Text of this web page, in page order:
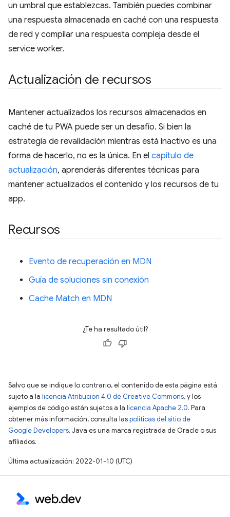
un umbral que establezcas. También puedes combinar
una respuesta almacenada en caché con una respuesta
de red y compilar una respuesta compleja desde el
service worker.
Actualización de recursos
Mantener actualizados los recursos almacenados en
caché de tu PWA puede ser un desafío. Si bien la
estrategia de revalidación mientras está inactivo es una
forma de hacerlo, no es la única. En el capítulo de
actualización, aprenderás diferentes técnicas para
mantener actualizados el contenido y los recursos de tu
app.
Recursos
Evento de recuperación en MDN
Guía de soluciones sin conexión
Cache Match en MDN
¿Te ha resultado útil?
Salvo que se indique lo contrario, el contenido de esta página está
sujeto a la licencia Atribución 4.0 de Creative Commons, y los
ejemplos de código están sujetos a la licencia Apache 2.0. Para
obtener más información, consulta laspolíticas del sitio de
Google Developers. Java es una marca registrada de Oracle o sus
afiliados.
Última actualización: 2022-01-10 (UTC)